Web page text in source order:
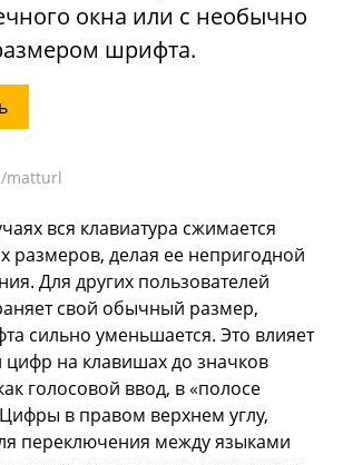
окна или с необычно
шрифта.
matturl
вся клавиатура сжимается
размеров, делая ее непригодной
Для других пользователей
свой обычный размер,
сильно уменьшается. Это влияет
цифр на клавишах до значков
голосовой ввод, в «полосе
в правом верхнем углу,
переключения между языками